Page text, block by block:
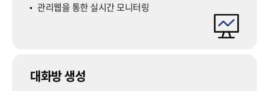
관리웹을 통한 실시간 모니터링
대화방 생성